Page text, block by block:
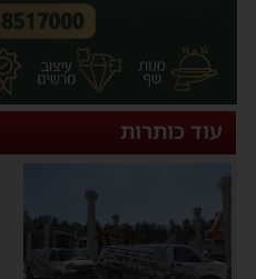
עוד כותרות